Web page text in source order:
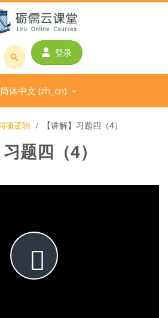
搜
课
程
或
师
称
登录
简体中文 ‎(zh_cn)‎
项逻辑 【讲解】习题四（4）
题四（4）
播